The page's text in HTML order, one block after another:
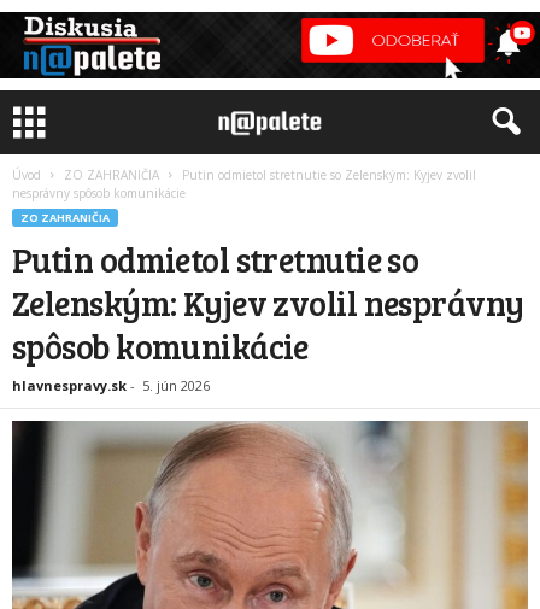
Úvod ZO ZAHRANIČIA
Putin odmietol stretnutie so Zelenským: Kyjev zvolil
nesprávny spôsob komunikácie
ZO ZAHRANIČIA
Putin odmietol stretnutie so
Zelenským: Kyjev zvolil nesprávny
spôsob komunikácie
hlavnespravy.sk - 5. jún 2026